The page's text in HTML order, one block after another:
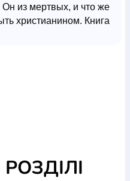
из мертвых, и что же
христианином. Книга